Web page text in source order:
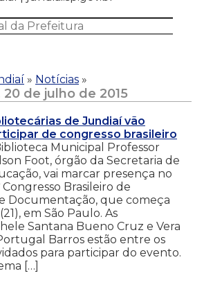
» Notícias »
de julho de 2015
de Jundiaí vão
de congresso brasileiro
Municipal Professor
Foot, órgão da Secretaria de
vai marcar presença no
Congresso Brasileiro de
Documentação, que começa
em São Paulo. As
Santana Bueno Cruz e Vera
Barros estão entre os
para participar do evento.
[…]